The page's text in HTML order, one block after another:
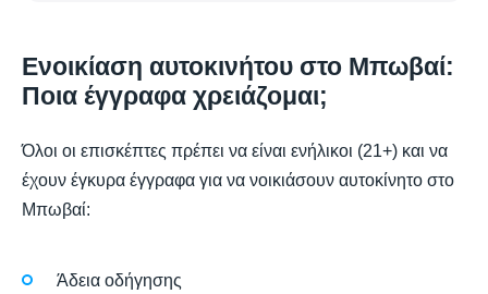
Ενοικίαση αυτοκινήτου στο Μπωβαί:
Ποια έγγραφα χρειάζομαι;
Όλοι οι επισκέπτες πρέπει να είναι ενήλικοι (21+) και να
έχουν έγκυρα έγγραφα για να νοικιάσουν αυτοκίνητο στο
Μπωβαί:
Άδεια οδήγησης